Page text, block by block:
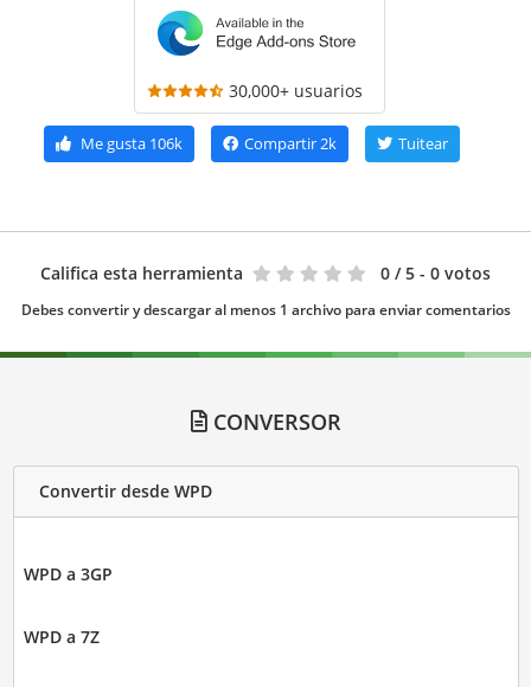
30,000+ usuarios
Me gusta106k Compartir2k Tuitear
Califica esta herramienta 0 / 5 - 0 votos
Debes convertir y descargar al menos 1 archivo para enviar comentarios
CONVERSOR
Convertir desde WPD
WPD a 3GP
WPD a 7Z